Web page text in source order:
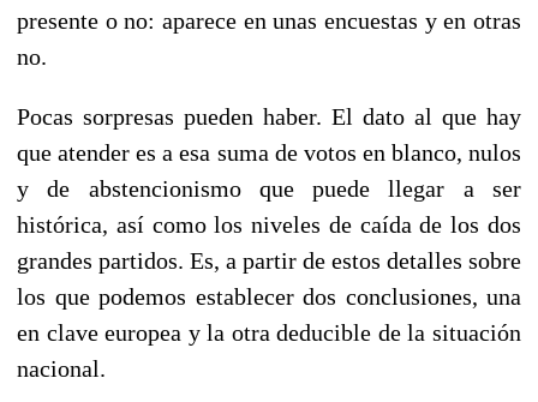
presente o no: aparece en unas encuestas y en otras
no.
Pocas sorpresas pueden haber. El dato al que hay
que atender es a esa suma de votos en blanco, nulos
y de abstencionismo que puede llegar a ser
histórica, así como los niveles de caída de los dos
grandes partidos. Es, a partir de estos detalles sobre
los que podemos establecer dos conclusiones, una
en clave europea y la otra deducible de la situación
nacional.